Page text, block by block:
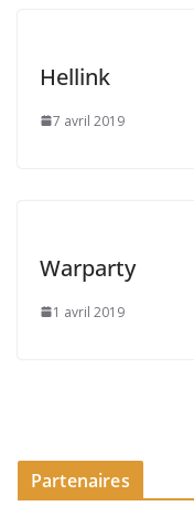
Hellink
7 avril 2019
Warparty
1 avril 2019
Partenaires